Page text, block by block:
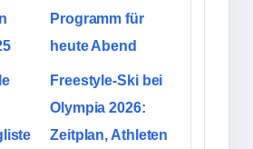
Programm für
heute Abend
Freestyle-Ski bei
Olympia 2026:
Zeitplan, Athleten